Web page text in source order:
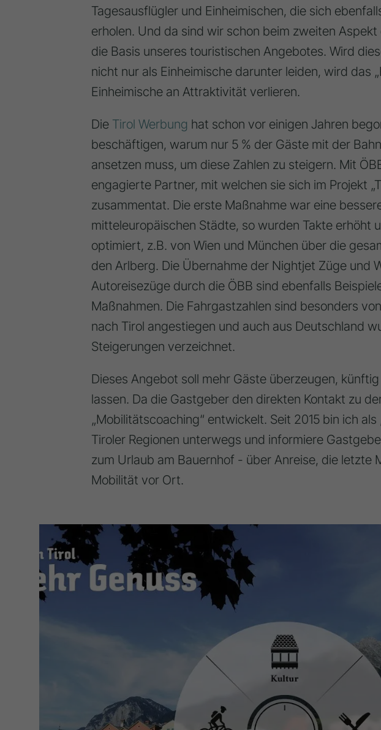
Tagesausflügler und Einheimischen, die sich
erholen. Und da sind wir schon beim zweiten
die Basis unseres touristischen Angebotes. Wird
nicht nur als Einheimische darunter leiden, wird das
Einheimische an Attraktivität verlieren.
Die Tirol Werbung hat schon vor einigen Jahren
beschäftigen, warum nur 5 % der Gäste mit der
ansetzen muss, um diese Zahlen zu steigern. Mit
engagierte Partner, mit welchen sie sich im Projekt
zusammentat. Die erste Maßnahme war eine
mitteleuropäischen Städte, so wurden Takte erhöht
optimiert, z.B. von Wien und München über die
den Arlberg. Die Übernahme der Nightjet Züge und
Autoreisezüge durch die ÖBB sind ebenfalls
Maßnahmen. Die Fahrgastzahlen sind besonders
nach Tirol angestiegen und auch aus Deutschland
Steigerungen verzeichnet.
Dieses Angebot soll mehr Gäste überzeugen,
lassen. Da die Gastgeber den direkten Kontakt zu
„Mobilitätscoaching“ entwickelt. Seit 2015 bin ich
Tiroler Regionen unterwegs und informiere
zum Urlaub am Bauernhof - über Anreise, die letzte
Mobilität vor Ort.